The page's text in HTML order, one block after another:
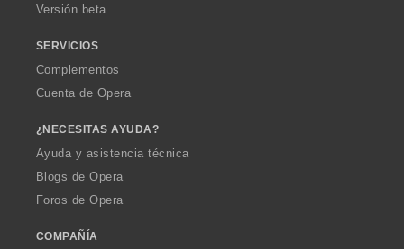
Versión beta
SERVICIOS
Complementos
Cuenta de Opera
¿NECESITAS AYUDA?
Ayuda y asistencia técnica
Blogs de Opera
Foros de Opera
COMPAÑÍA